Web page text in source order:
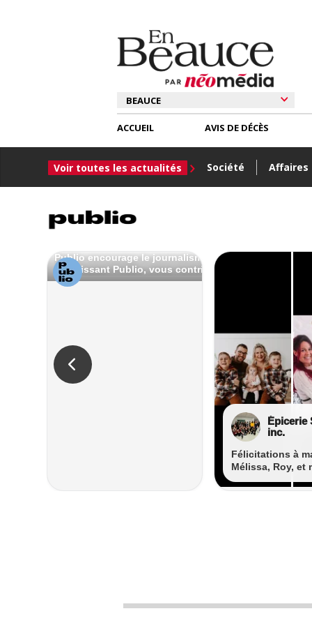
ACCUEIL
Voir toutes les actualités Société Affaires
AVIS DE DÉCÈS